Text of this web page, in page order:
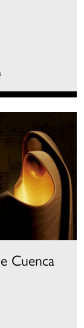
Cuenca